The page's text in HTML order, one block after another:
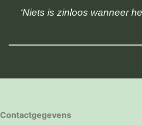
‘Niets is zinloos wanneer
Contactgegevens